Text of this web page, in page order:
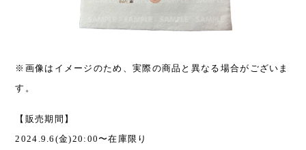
※画像はイメージのため、実際の商品と異なる場合がございま
す。
【販売期間】
2024.9.6(金)20:00〜在庫限り